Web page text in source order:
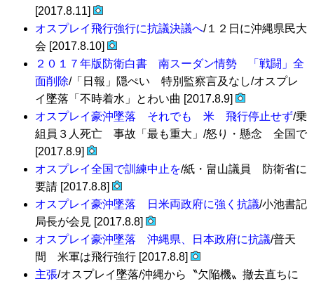
[2017.8.11]
オスプレイ飛行強行に抗議決議へ/１２日に沖縄県民大
会 [2017.8.10]
２０１７年版防衛白書 南スーダン情勢 「戦闘」全
面削除/「日報」隠ぺい 特別監察言及なし/オスプレ
イ墜落「不時着水」とわい曲 [2017.8.9]
オスプレイ豪沖墜落 それでも 米 飛行停止せず/乗
組員３人死亡 事故「最も重大」/怒り・懸念 全国で
[2017.8.9]
オスプレイ全国で訓練中止を/紙・畠山議員 防衛省に
要請 [2017.8.8]
オスプレイ豪沖墜落 日米両政府に強く抗議/小池書記
局長が会見 [2017.8.8]
オスプレイ豪沖墜落 沖縄県、日本政府に抗議/普天
間 米軍は飛行強行 [2017.8.8]
主張/オスプレイ墜落/沖縄から〝欠陥機〟撤去直ちに